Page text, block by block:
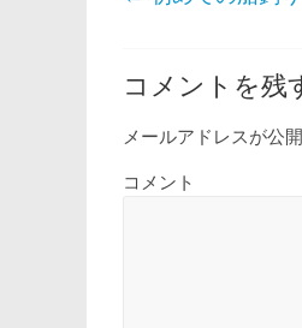
コメントを残
メールアドレスが公
コメント